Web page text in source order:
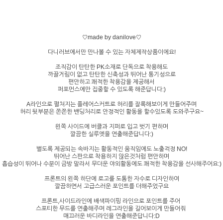
♡made by danilove♡
다니러브에서만 만나볼 수 있는 자체제작상품이에요!
조직감이 탄탄한 PK소재로 단독으로 착용해도
까끌거림이 없고 탄탄한 신축성과 뛰어난 통기성으로
편안하고 쾌적한 착용감을 제공해서
퍼포먼스에만 집중할 수 있도록 해준답니다:)
A라인으로 펼쳐지는 플레어스커트로 허리를 잘록해보이게 만들어주며
허리 뒷부분은 쫀쫀한 밴딩처리로 안정적인 활동을 할수있도록 도와주구요~
왼쪽 사이드에 버클과 지퍼로 입고 벗기 편하며
깔끔한 실루엣을 연출해준답니다:)
별도록 제공되는 속바지는 활동적인 움직임에도 노출걱정 NO!
뛰어난 스판으로 착용하지 않은것처럼 편안하며
흡습성이 뛰어나 수분이 금방 말라서 무더운 야외활동에도 쾌적한 착용감을 선사해주어요:)
프론트의 왼쪽 하단에 로고를 도톰한 자수로 디자인하여
깔끔하면서 고급스러운 포인트를 더해주었구요
프론트,사이드라인에 배색파이핑 라인으로 포인트를 주어
스포티한 무드를 연출해주며 레그라인을 길어보이게 만들어줘
매끄러운 바디라인을 연출해준답니다:D